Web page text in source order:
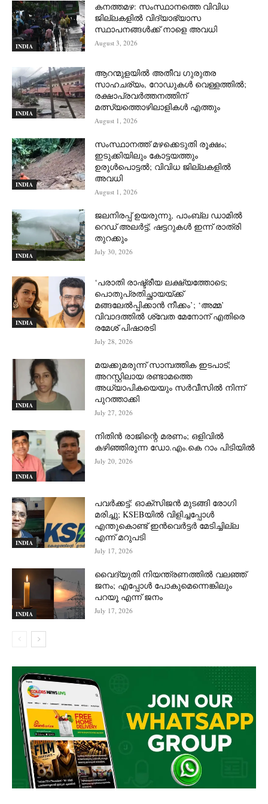
INDIA
കനത്തമഴ: സംസ്ഥാനത്തെ വിവിധ
ജില്ലകളിൽ വിദ്യാഭ്യാസ
സ്ഥാപനങ്ങൾക്ക് നാളെ അവധി
August 3, 2026
INDIA
ആറന്മുളയില്‍ അതീവ ഗുരുതര
സാഹചര്യം, റോഡുകള്‍ വെള്ളത്തില്‍;
രക്ഷാപ്രവര്‍ത്തനത്തിന്
മത്സ്യത്തൊഴിലാളികള്‍ എത്തും
August 1, 2026
INDIA
സംസ്ഥാനത്ത് മഴക്കെടുതി രൂക്ഷം;
ഇടുക്കിയിലും കോട്ടയത്തും
ഉരുള്‍പൊട്ടല്‍; വിവിധ ജില്ലകളില്‍
അവധി
August 1, 2026
INDIA
ജലനിരപ്പ് ഉയരുന്നു, പാംബ്ല ഡാമിൽ
റെഡ് അലർട്ട്; ഷട്ടറുകൾ ഇന്ന് രാത്രി
തുറക്കും
July 30, 2026
INDIA
‘പരാതി രാഷ്ട്രീയ ലക്ഷ്യത്തോടെ;
പൊതുപ്രതിച്ഛായയ്ക്ക്
മങ്ങലേല്‍പ്പിക്കാന്‍ നീക്കം’; ‘അമ്മ’
വിവാദത്തില്‍ ശ്വേത മേനോന് എതിരെ
രമേശ് പിഷാരടി
July 28, 2026
INDIA
മയക്കുമരുന്ന് സാമ്പത്തിക ഇടപാട്;
അറസ്റ്റിലായ രണ്ടാമത്തെ
അധ്യാപികയെയും സർവീസിൽ നിന്ന്
പുറത്താക്കി
July 27, 2026
INDIA
നിതിൻ രാജിന്റെ മരണം; ഒളിവിൽ
കഴിഞ്ഞിരുന്ന ഡോ.എം.കെ റാം പിടിയിൽ
July 20, 2026
INDIA
പവർക്കട്ട്: ഓക്‌സിജൻ മുടങ്ങി രോഗി
മരിച്ചു; KSEBയിൽ വിളിച്ചപ്പോൾ
എന്തുകൊണ്ട് ഇൻവെർട്ടർ മേടിച്ചില്ല
എന്ന് മറുപടി
July 17, 2026
INDIA
വൈദ്യുതി നിയന്ത്രണത്തിൽ വലഞ്ഞ്
ജനം; എപ്പോൾ പോകുമെന്നെങ്കിലും
പറയൂ എന്ന് ജനം
July 17, 2026